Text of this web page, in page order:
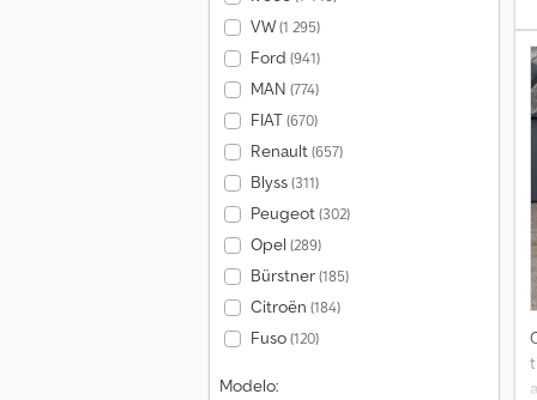
VW(1 295)
Ford (941)
MAN (774)
FIAT(670)
Renault(657)
Blyss(311)
Peugeot(302)
Opel (289)
Bürstner(185)
Citroën (184)
Fuso(120)
Modelo: